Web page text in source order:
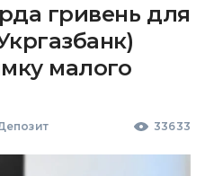
гривень для
малого
33633